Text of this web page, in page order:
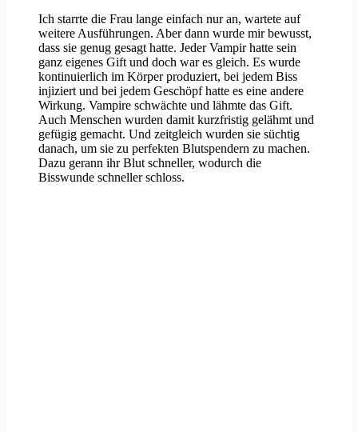
Ich starrte die Frau lange einfach nur an, wartete auf
weitere Ausführungen. Aber dann wurde mir bewusst,
dass sie genug gesagt hatte. Jeder Vampir hatte sein
ganz eigenes Gift und doch war es gleich. Es wurde
kontinuierlich im Körper produziert, bei jedem Biss
injiziert und bei jedem Geschöpf hatte es eine andere
Wirkung. Vampire schwächte und lähmte das Gift.
Auch Menschen wurden damit kurzfristig gelähmt und
gefügig gemacht. Und zeitgleich wurden sie süchtig
danach, um sie zu perfekten Blutspendern zu machen.
Dazu gerann ihr Blut schneller, wodurch die
Bisswunde schneller schloss.